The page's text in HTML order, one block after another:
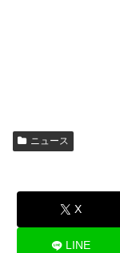
ニュース
X
LINE